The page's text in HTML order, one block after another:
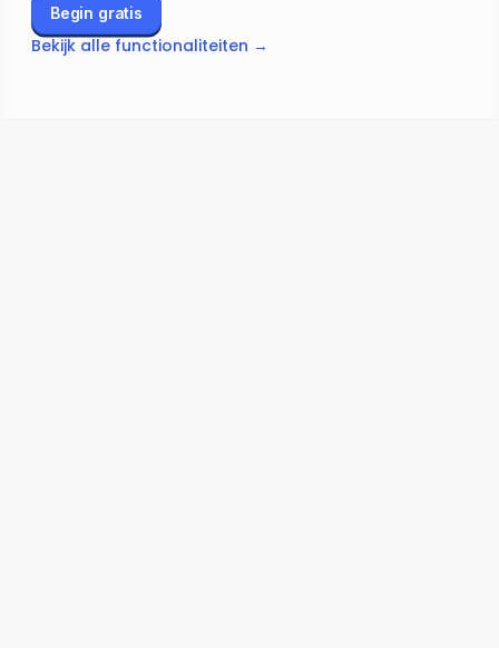
Begin gratis
Bekijk alle functionaliteiten →